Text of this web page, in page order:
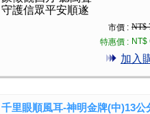
守護信眾平安順遂
市價 : NT$
特惠價 : NT$
加入
千里眼順風耳-神明金牌(中)13公